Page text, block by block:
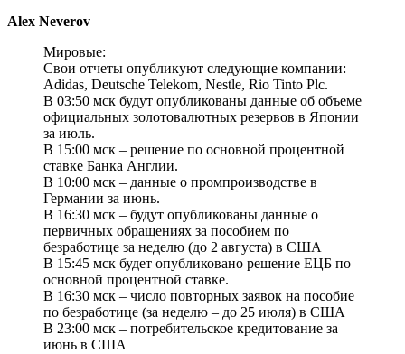
Alex Neverov
Мировые:
Свои отчеты опубликуют следующие компании:
Adidas, Deutsche Telekom, Nestle, Rio Tinto Plc.
В 03:50 мск будут опубликованы данные об объеме
официальных золотовалютных резервов в Японии
за июль.
В 15:00 мск – решение по основной процентной
ставке Банка Англии.
В 10:00 мск – данные о промпроизводстве в
Германии за июнь.
В 16:30 мск – будут опубликованы данные о
первичных обращениях за пособием по
безработице за неделю (до 2 августа) в США
В 15:45 мск будет опубликовано решение ЕЦБ по
основной процентной ставке.
В 16:30 мск – число повторных заявок на пособие
по безработице (за неделю – до 25 июля) в США
В 23:00 мск – потребительское кредитование за
июнь в США